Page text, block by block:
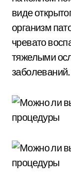
виде
организм
чревато
тяжелыми
заболеваний.